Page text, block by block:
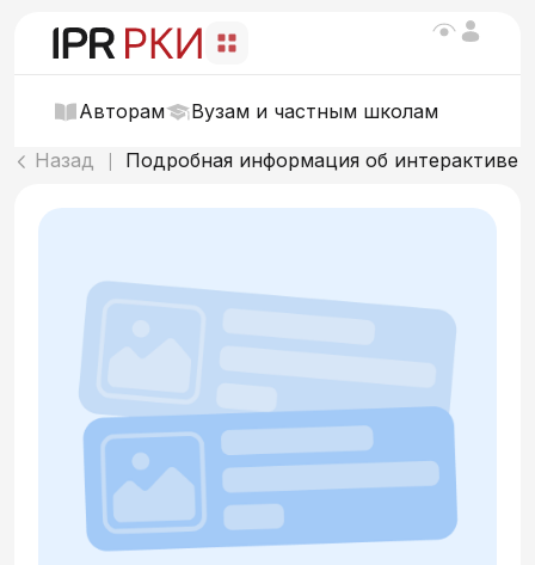
Авторам Вузам и частным школам
Назад Подробная информация об интерактиве